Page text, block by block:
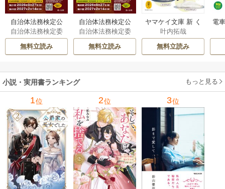
自治体法務検定公
式テキスト 政策
法務編 ２０２６
年度検定対応 1巻
自治体法務検定委
員会
無料立読み
自治体法務検定公
式テキスト 基本
法務編 ２０２６
年度検定対応 1巻
自治体法務検定委
員会
無料立読み
ヤマケイ文庫 新 く
らべてわかる野鳥3
00 1巻
叶内拓哉
無料立読み
電
小説・実用書ランキング もっと見る
1位 2位 3位